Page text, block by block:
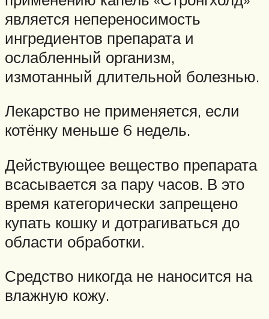
является непереносимость
ингредиентов препарата и
ослабленный организм,
измотанный длительной болезнью.
Лекарство не применяется, если
котёнку меньше 6 недель.
Действующее вещество препарата
всасывается за пару часов. В это
время категорически запрещено
купать кошку и дотрагиваться до
области обработки.
Средство никогда не наносится на
влажную кожу.